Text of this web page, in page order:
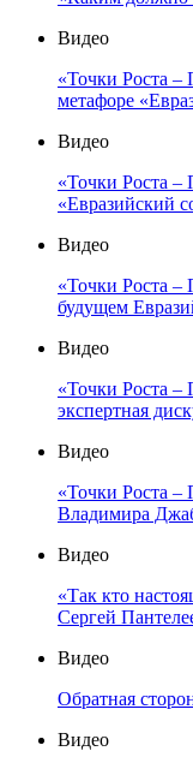
Видео
«Точки Роста –
метафоре
Видео
«Точки Роста –
«Евразийский
Видео
«Точки Роста –
будущем
Видео
«Точки Роста –
экспертная
Видео
«Точки Роста –
Владимира
Видео
«Так кто
Сергей
Видео
Обратная
Видео